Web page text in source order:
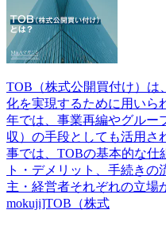
TOB（株式公開買付け）は
化を実現するために用いら
年では、事業再編やグルー
収）の手段としても活用さ
事では、TOBの基本的な仕
ト・デメリット、手続き
主・経営者それぞれの立場
mokuji]TOB（株式